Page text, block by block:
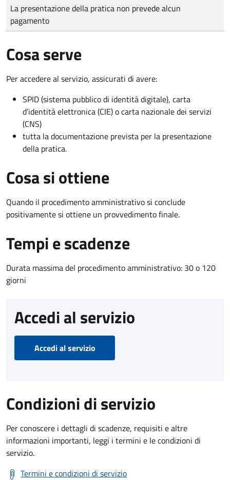
Tipo di pagamento
Importo
La presentazione della pratica non prevede alcun
pagamento
Cosa serve
Per accedere al servizio, assicurati di avere:
SPID (sistema pubblico di identità digitale), carta
d’identità elettronica (CIE) o carta nazionale dei servizi
(CNS)
tutta la documentazione prevista per la presentazione
della pratica.
Cosa si ottiene
Quando il procedimento amministrativo si conclude
positivamente si ottiene un provvedimento finale.
Tempi e scadenze
Durata massima del procedimento amministrativo: 30 o 120
giorni
Accedi al servizio
Accedi al servizio
Condizioni di servizio
Per conoscere i dettagli di scadenze, requisiti e altre
informazioni importanti, leggi i termini e le condizioni di
servizio.
Termini e condizioni di servizio